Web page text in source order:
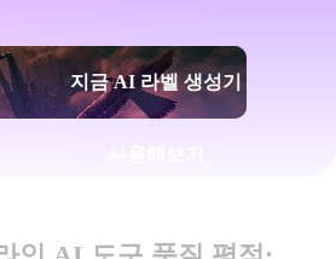
지금 AI 라벨 생성기